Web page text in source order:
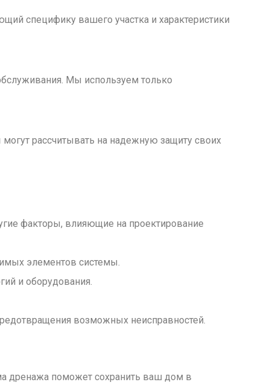
специфику вашего участка и характеристики
Мы используем только
рассчитывать на надежную защиту своих
факторы, влияющие на проектирование
элементов системы.
и оборудования.
возможных неисправностей.
дренажа поможет сохранить ваш дом в